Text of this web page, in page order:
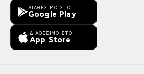
ΔΙΑΘΈΣΙΜΟ ΣΤΟ
Google Play
ΔΙΑΘΈΣΙΜΟ ΣΤΟ
App Store